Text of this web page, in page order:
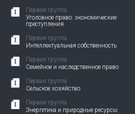
Первая группа
Уголовное право: экономические
преступления
Первая группа
Интеллектуальная собственность
Первая группа
Семейное и наследственное право
Первая группа
Сельское хозяйство
Первая группа
Энергетика и природные ресурсы